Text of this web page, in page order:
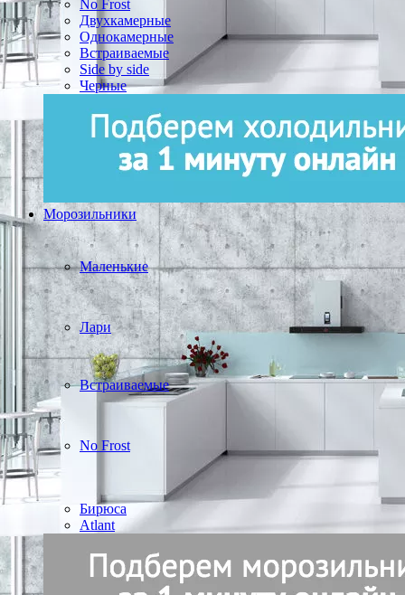
No Frost
Двухкамерные
Однокамерные
Встраиваемые
Side by side
Черные
Морозильники
Маленькие
Лари
Встраиваемые
No Frost
Бирюса
Atlant